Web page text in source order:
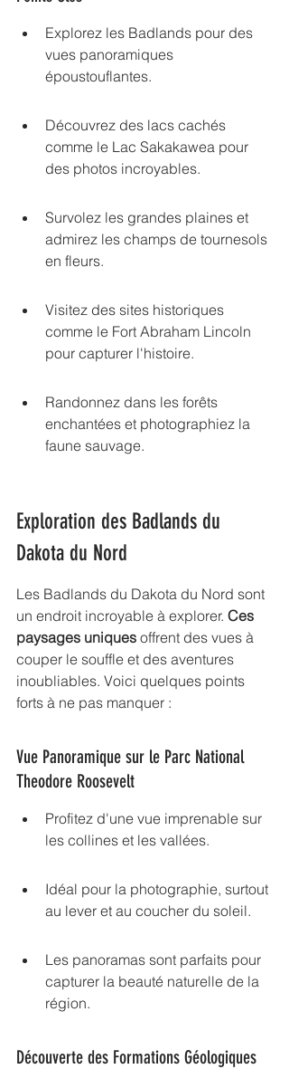
Explorez les Badlands pour des
vues panoramiques
époustouflantes.
Découvrez des lacs cachés
comme le Lac Sakakawea pour
des photos incroyables.
Survolez les grandes plaines et
admirez les champs de tournesols
en fleurs.
Visitez des sites historiques
comme le Fort Abraham Lincoln
pour capturer l'histoire.
Randonnez dans les forêts
enchantées et photographiez la
faune sauvage.
Exploration des Badlands du
Dakota du Nord
Les Badlands du Dakota du Nord sont
un endroit incroyable à explorer. Ces
paysages uniques offrent des vues à
couper le souffle et des aventures
inoubliables. Voici quelques points
forts à ne pas manquer :
Vue Panoramique sur le Parc National
Theodore Roosevelt
Profitez d'une vue imprenable sur
les collines et les vallées.
Idéal pour la photographie, surtout
au lever et au coucher du soleil.
Les panoramas sont parfaits pour
capturer la beauté naturelle de la
région.
Découverte des Formations Géologiques